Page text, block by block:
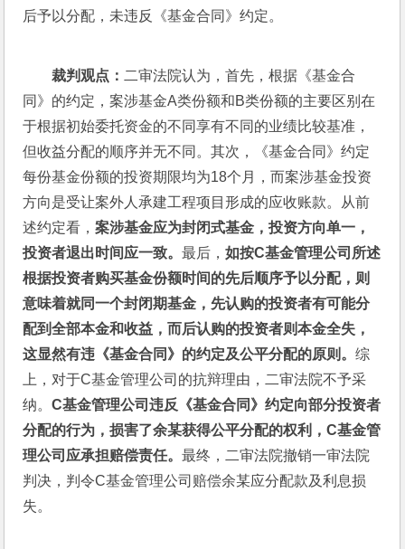
后予以分配，未违反《基金合同》约定。
裁判观点： 二审法院认为，首先，根据《基金合
同》的约定，案涉基金A类份额和B类份额的主要区别在
于根据初始委托资金的不同享有不同的业绩比较基准，
但收益分配的顺序并无不同。其次，《基金合同》约定
每份基金份额的投资期限均为18个月，而案涉基金投资
方向是受让案外人承建工程项目形成的应收账款。从前
述约定看，案涉基金应为封闭式基金，投资方向单一，
投资者退出时间应一致。最后，如按C基金管理公司所述
根据投资者购买基金份额时间的先后顺序予以分配，则
意味着就同一个封闭期基金，先认购的投资者有可能分
配到全部本金和收益，而后认购的投资者则本金全失，
这显然有违《基金合同》的约定及公平分配的原则。综
上，对于C基金管理公司的抗辩理由，二审法院不予采
纳。C基金管理公司违反《基金合同》约定向部分投资者
分配的行为，损害了余某获得公平分配的权利，C基金管
理公司应承担赔偿责任。最终，二审法院撤销一审法院
判决，判令C基金管理公司赔偿余某应分配款及利息损
失。